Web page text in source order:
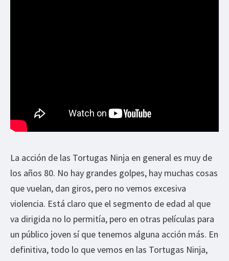
La acción de las Tortugas Ninja en general es muy de
los años 80. No hay grandes golpes, hay muchas cosas
que vuelan, dan giros, pero no vemos excesiva
violencia. Está claro que el segmento de edad al que
va dirigida no lo permitía, pero en otras películas para
un público joven sí que tenemos alguna acción más. En
definitiva, todo lo que vemos en las Tortugas Ninja,